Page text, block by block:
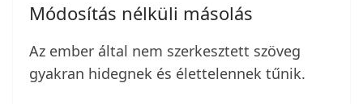
Módosítás nélküli másolás
Az ember által nem szerkesztett szöveg
gyakran hidegnek és élettelennek tűnik.